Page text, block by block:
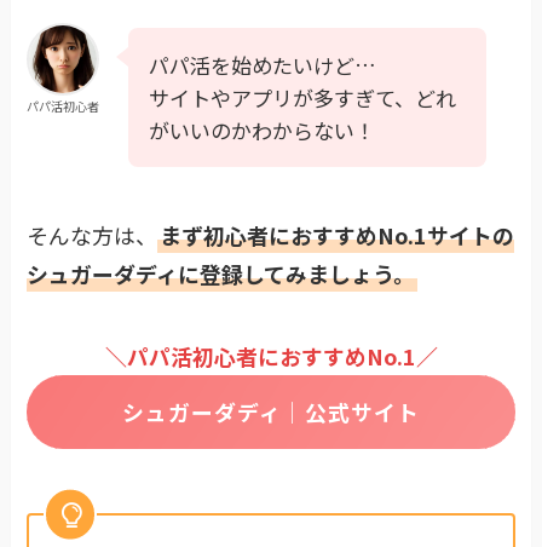
パパ活初心者
パパ活を始めたいけど…
サイトやアプリが多すぎて、どれ
がいいのかわからない！
そんな方は、まず初心者におすすめNo.1サイトの
シュガーダディに登録してみましょう。
＼パパ活初心者におすすめNo.1／
シュガーダディ｜公式サイト